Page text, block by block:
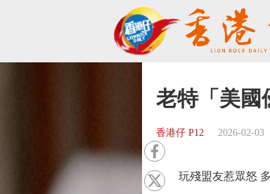
老特「美國
香港仔 P12 2026-02-03
玩殘盟友惹眾怒 多